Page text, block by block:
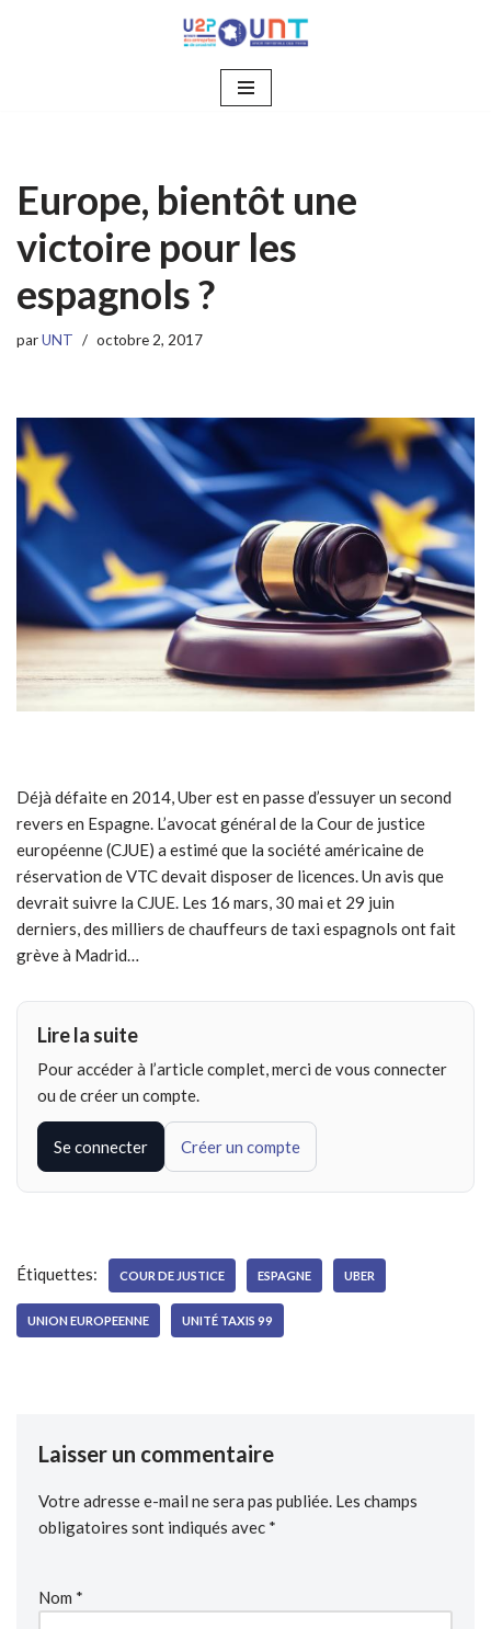
Europe, bientôt une
victoire pour les
espagnols ?
parUNT octobre 2, 2017
Déjà défaite en 2014, Uber est en passe d’essuyer un second
revers en Espagne. L’avocat général de la Cour de justice
européenne (CJUE) a estimé que la société américaine de
réservation de VTC devait disposer de licences. Un avis que
devrait suivre la CJUE. Les 16 mars, 30 mai et 29 juin
derniers, des milliers de chauffeurs de taxi espagnols ont fait
grève à Madrid…
Lire la suite
Pour accéder à l’article complet, merci de vous connecter
ou de créer un compte.
Se connecter Créer un compte
Étiquettes: COUR DE JUSTICE ESPAGNE UBER
UNION EUROPEENNE UNITÉ TAXIS 99
Laisser un commentaire
Votre adresse e-mail ne sera pas publiée. Les champs
obligatoires sont indiqués avec *
Nom *